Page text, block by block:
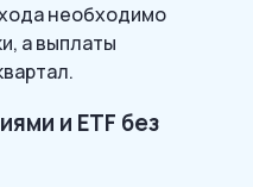
необходимо
а выплаты
и ETF без